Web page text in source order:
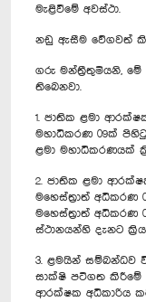
මැළිවීමේ අවස්ථා.
නඩු ඇසීම වේගවත්
ගරු මන්ත්‍රීතුමියනි,
තිබෙනවා.
1. ජාතික ළමා
මහාධිකරණ 09ක්
ළමා මහාධිකරණයක්
2. ජාතික ළමා
මහෙස්ත්‍රාත් අධිකරණ
මහෙස්ත්‍රාත්
ස්ථානයන්හි දැනට
3. ළමයින් සම්බන්ධව
සාක්ෂි පටිගත කිරීමේ
ආරක්ෂක අධිකාරිය